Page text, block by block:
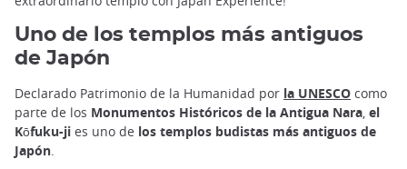
Uno de los templos más antiguos
de Japón
Declarado Patrimonio de la Humanidad por la UNESCO como
parte de los Monumentos Históricos de la Antigua Nara el
Kōfuku-ji es uno de los templos budistas más antiguos de
Japón